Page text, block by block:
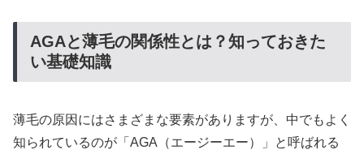
AGAと薄毛の関係性とは？知っておきた
い基礎知識
薄毛の原因にはさまざまな要素がありますが、中でもよく
知られているのが「AGA（エージーエー）」と呼ばれる